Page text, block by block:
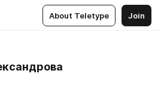
About Teletype Join